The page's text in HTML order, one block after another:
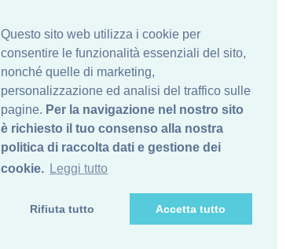
Questo sito web utilizza i cookie per
consentire le funzionalità essenziali del sito,
nonché quelle di marketing,
personalizzazione ed analisi del traffico sulle
pagine. Per la navigazione nel nostro sito
è richiesto il tuo consenso alla nostra
politica di raccolta dati e gestione dei
cookie. Leggi tutto
Rifiuta tutto Accetta tutto
Iscriviti alla nostra newsletter
cancellare da questa newsletters. In nessun caso la Tua e-
Ti vuoi cancellare? Elimina